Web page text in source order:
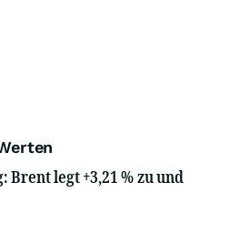
Brent legt +3,21 % zu und